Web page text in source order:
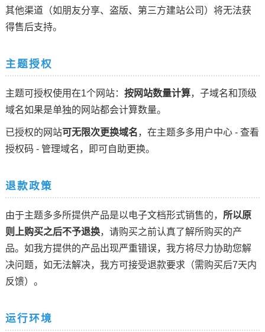
其他渠道（如朋友分享、盗版、第三方建站公司）将无法获
得售后支持。
主题授权
主题可授权使用在1个网站： 按网站数量计算，子域名和顶级
域名如果是单独的网站都会计算数量。
已授权的网站可无限次更换域名，在主题多多用户中心 - 查看
授权码 - 管理域名，即可自助更换。
退款政策
由于主题多多所提供产品是以电子文档形式销售的， 所以原
则上购买之后不予退换，请购买之前认真了解所购买的产
品。如我方提供的产品出现严重错误，我方将尽力协助您解
决问题，如无法解决，我方可接受退款要求（需购买后7天内
反馈）。
运行环境